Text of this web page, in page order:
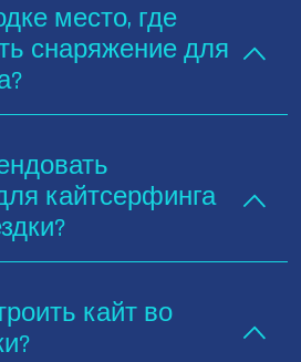
место, где
снаряжение для
кайтсерфинга
кайт во